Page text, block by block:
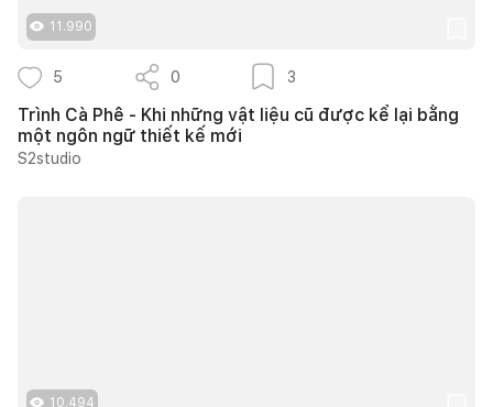
11.990
5 0 3
Trình Cà Phê - Khi những vật liệu cũ được kể lại bằng
một ngôn ngữ thiết kế mới
S2studio
10.494